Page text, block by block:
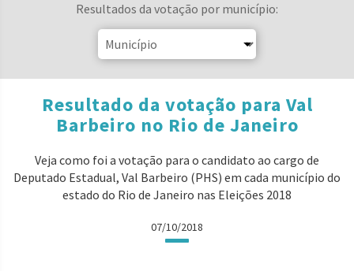
Resultados da votação por município:
Resultado da votação para Val
Barbeiro no Rio de Janeiro
Veja como foi a votação para o candidato ao cargo de
Deputado Estadual, Val Barbeiro (PHS) em cada município do
estado do Rio de Janeiro nas Eleições 2018
07/10/2018